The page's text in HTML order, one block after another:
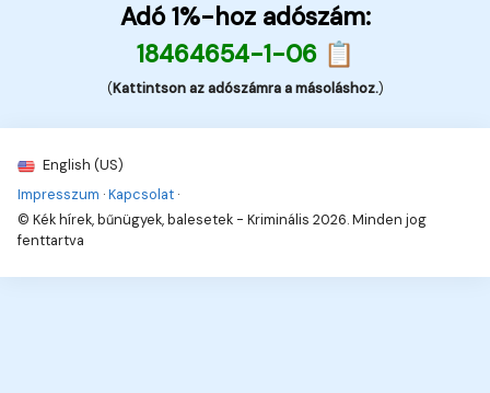
Adó 1%-hoz adószám:
18464654-1-06 📋
(Kattintson az adószámra a másoláshoz.)
English (US)
Impresszum ·Kapcsolat ·
© Kék hírek, bűnügyek, balesetek - Kriminális 2026. Minden jog
fenttartva